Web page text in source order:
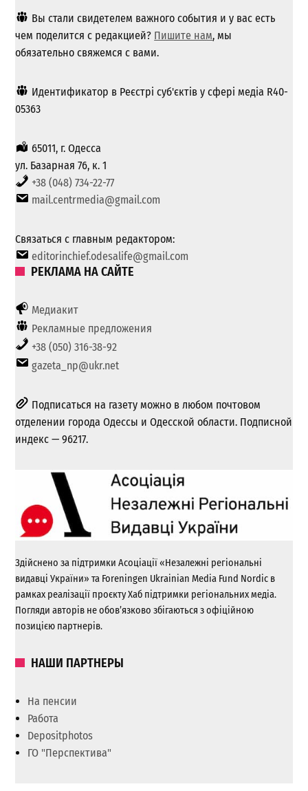
Вы стали свидетелем важного события и у вас есть
чем поделится с редакцией? Пишите нам, мы
обязательно свяжемся с вами.
Идентификатор в Реєстрі суб'єктів у сфері медіа R40-
05363
65011, г. Одесса
ул. Базарная 76, к. 1
+38 (048) 734-22-77
mail.centrmedia@gmail.com
Связаться с главным редактором:
editorinchief.odesalife@gmail.com
РЕКЛАМА НА САЙТЕ
Медиакит
Рекламные предложения
+38 (050) 316-38-92
gazeta_np@ukr.net
Подписаться на газету можно в любом почтовом
отделении города Одессы и Одесской области. Подписной
индекс — 96217.
Здійснено за підтримки Асоціації «Незалежні регіональні
видавці України» та Foreningen Ukrainian Media Fund Nordic в
рамках реалізації проєкту Хаб підтримки регіональних медіа.
Погляди авторів не обов’язково збігаються з офіційною
позицією партнерів.
НАШИ ПАРТНЕРЫ
На пенсии
Работа
Depositphotos
ГО "Перспектива"